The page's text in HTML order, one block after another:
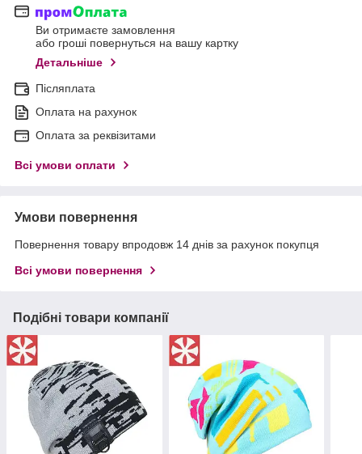
Ви отримаєте замовлення
або гроші повернуться на вашу картку
Детальніше
Післяплата
Оплата на рахунок
Оплата за реквізитами
Всі умови оплати
Умови повернення
Повернення товару впродовж 14 днів за рахунок покупця
Всі умови повернення
Подібні товари компанії